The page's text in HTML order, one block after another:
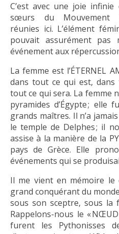
C’est avec une joie
sœurs du Mouvement
réunies ici. L’élément
pouvait assurément pas
événement aux
La femme est l’ÉTERNEL
dans tout ce qui est,
tout ce qui sera. La femme
pyramides d’Égypte ;
grands maîtres. Il n’a
le temple de Delphes ; il
assise à la manière de la
pays de Grèce. Elle
événements qui se
Il me vient en mémoire le
grand conquérant du
sous son sceptre, sous la
Rappelons-nous le «
furent les Pythonisses